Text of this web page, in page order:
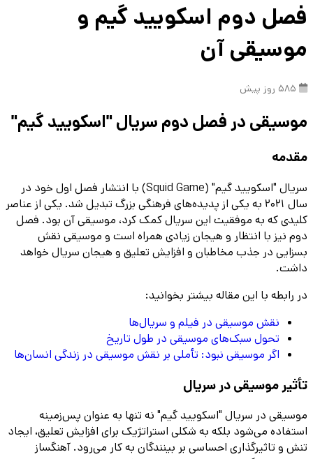
فصل دوم اسکویید گیم و
موسیقی آن
موسیقی در فصل دوم سریال "اسکویید گیم"
مقدمه
سریال "اسکویید گیم" (Squid Game) با انتشار فصل اول خود در
سال 2021 به یکی از پدیده‌های فرهنگی بزرگ تبدیل شد. یکی از عناصر
کلیدی که به موفقیت این سریال کمک کرد، موسیقی آن بود. فصل
دوم نیز با انتظار و هیجان زیادی همراه است و موسیقی نقش
بسزایی در جذب مخاطبان و افزایش تعلیق و هیجان سریال خواهد
داشت.
در رابطه با این مقاله بیشتر بخوانید:
نقش موسیقی در فیلم و سریال‌ها
تحول سبک‌های موسیقی در طول تاریخ
اگر موسیقی نبود: تأملی بر نقش موسیقی در زندگی انسان‌ها
تأثیر موسیقی در سریال
موسیقی در سریال "اسکویید گیم" نه تنها به عنوان پس‌زمینه
استفاده می‌شود بلکه به شکلی استراتژیک برای افزایش تعلیق، ایجاد
تنش و تاثیرگذاری احساسی بر بینندگان به کار می‌رود. آهنگساز